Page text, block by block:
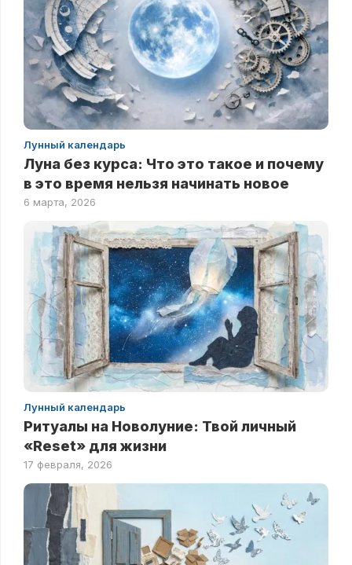
Лунный календарь
Луна без курса: Что это такое и почему
в это время нельзя начинать новое
6 марта, 2026
Лунный календарь
Ритуалы на Новолуние: Твой личный
«Reset» для жизни
17 февраля, 2026